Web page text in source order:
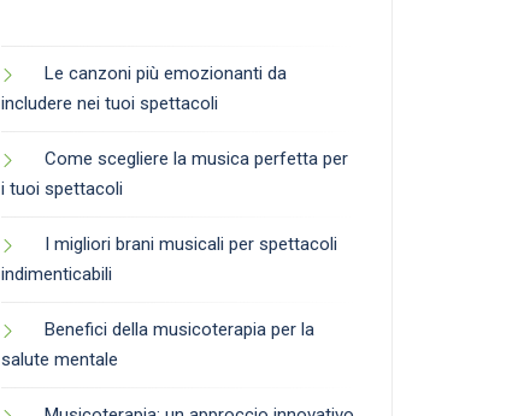
Le canzoni più emozionanti da
includere nei tuoi spettacoli
Come scegliere la musica perfetta per
i tuoi spettacoli
I migliori brani musicali per spettacoli
indimenticabili
Benefici della musicoterapia per la
salute mentale